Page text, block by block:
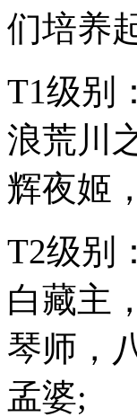
们培养
T1级别
浪荒川
辉夜姬
T2级别
白藏主
琴师，
孟婆;